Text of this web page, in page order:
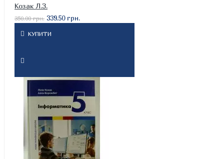
Козак Л.З.
350.00 грн. 339.50 грн.
КУПИТИ